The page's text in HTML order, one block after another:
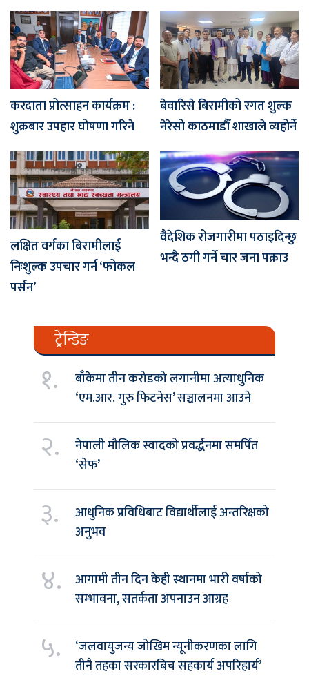
करदाता प्रोत्साहन कार्यक्रम :
शुक्रबार उपहार घोषणा गरिने
बेवारिसे बिरामीको रगत शुल्क
नेरेसो काठमाडौँ शाखाले व्यहोर्ने
लक्षित वर्गका बिरामीलाई
निःशुल्क उपचार गर्न ‘फोकल
पर्सन’
वैदेशिक रोजगारीमा पठाइदिन्छु
भन्दै ठगी गर्ने चार जना पक्राउ
ट्रेन्डिङ
१.
बाँकेमा तीन करोडको लगानीमा अत्याधुनिक
‘एम.आर. गुरु फिटनेस’ सञ्चालनमा आउने
२.
नेपाली मौलिक स्वादको प्रवर्द्धनमा समर्पित
‘सेफ’
३.
आधुनिक प्रविधिबाट विद्यार्थीलाई अन्तरिक्षको
अनुभव
४.
आगामी तीन दिन केही स्थानमा भारी वर्षाको
सम्भावना, सतर्कता अपनाउन आग्रह
५.
‘जलवायुजन्य जोखिम न्यूनीकरणका लागि
तीनै तहका सरकारबिच सहकार्य अपरिहार्य’